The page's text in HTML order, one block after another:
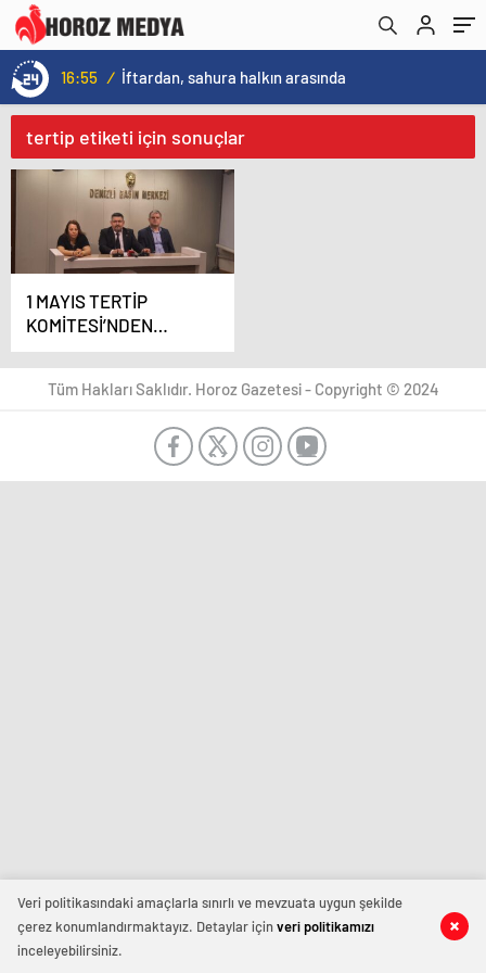
16:55 / İftardan, sahura halkın arasında
tertip etiketi için sonuçlar
1 MAYIS TERTİP
KOMİTESİ’NDEN
EMEKÇİLERE ÇAĞRI
Tüm Hakları Saklıdır. Horoz Gazetesi - Copyright © 2024
Veri politikasındaki amaçlarla sınırlı ve mevzuata uygun şekilde
çerez konumlandırmaktayız. Detaylar içinveri politikamızı
inceleyebilirsiniz.